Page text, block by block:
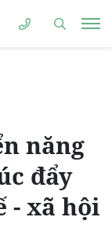
năng
đẩy
- xã hội